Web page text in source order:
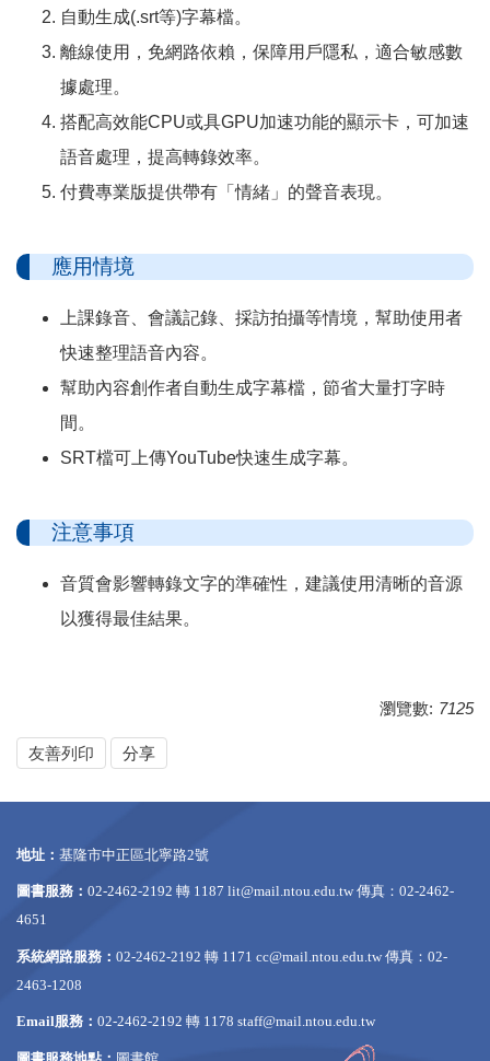
自動生成(.srt等)字幕檔。
離線使用，免網路依賴，保障用戶隱私，適合敏感數
據處理。
搭配高效能CPU或具GPU加速功能的顯示卡，可加速
語音處理，提高轉錄效率。
付費專業版提供帶有「情緒」的聲音表現。
應用情境
上課錄音、會議記錄、採訪拍攝等情境，幫助使用者
快速整理語音內容。
幫助內容創作者自動生成字幕檔，節省大量打字時
間。
SRT檔可上傳YouTube快速生成字幕。
注意事項
音質會影響轉錄文字的準確性，建議使用清晰的音源
以獲得最佳結果。
瀏覽數: 7125
友善列印 分享
地址： 基隆市中正區北寧路2號
圖書服務： 02-2462-2192 轉 1187 lit@mail.ntou.edu.tw 傳真：02-2462-
4651
系統網路服務： 02-2462-2192 轉 1171 cc@mail.ntou.edu.tw 傳真：02-
2463-1208
Email服務： 02-2462-2192 轉 1178 staff@mail.ntou.edu.tw